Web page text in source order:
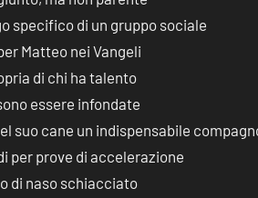
specifico di un gruppo sociale
Matteo nei Vangeli
di chi ha talento
essere infondate
suo cane un indispensabile
per prove di accelerazione
di naso schiacciato